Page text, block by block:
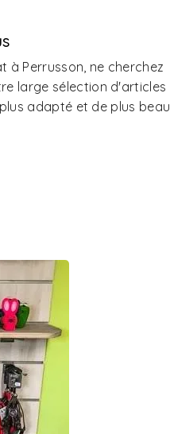
à Perrusson, ne cherchez
large sélection d'articles
adapté et de plus beau